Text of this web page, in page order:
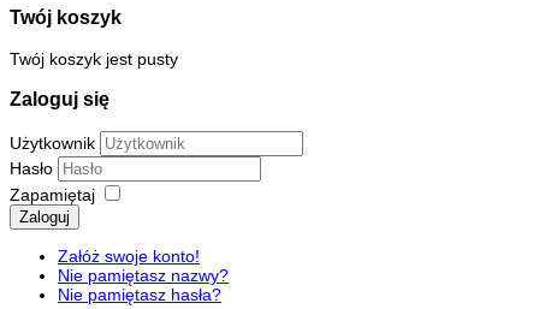
Twój koszyk
Twój koszyk jest pusty
Zaloguj się
Użytkownik
Hasło
Zapamiętaj
Zaloguj
Załóż swoje konto!
Nie pamiętasz nazwy?
Nie pamiętasz hasła?